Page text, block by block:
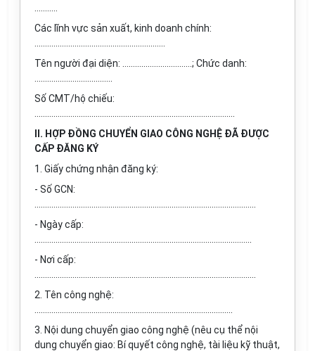
Các lĩnh vực sản xuất, kinh doanh chính:
Tên người đại diện: ……………………………; Chức danh:
Số CMT/hộ chiếu:
II. HỢP ĐỒNG CHUYỂN GIAO CÔNG NGHỆ ĐÃ ĐƯỢC
CẤP ĐĂNG KÝ
1. Giấy chứng nhận đăng ký:
- Số GCN:
- Ngày cấp:
- Nơi cấp:
2. Tên công nghệ:
3. Nội dung chuyển giao công nghệ (nêu cụ thể nội
dung chuyển giao: Bí quyết công nghệ, tài liệu kỹ thuật,